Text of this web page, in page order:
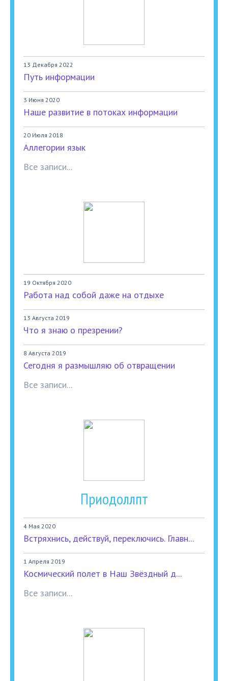
13 Декабря 2022
Путь информации
3 Июня 2020
Наше развитие в потоках информации
20 Июля 2018
Аллегории язык
Все записи...
19 Октября 2020
Работа над собой даже на отдыхе
13 Августа 2019
Что я знаю о презрении?
8 Августа 2019
Сегодня я размышляю об отвращении
Все записи...
Приодоллпт
4 Мая 2020
Встряхнись, действуй, переключись. Главн...
1 Апреля 2019
Космический полет в Наш Звёздный д...
Все записи...